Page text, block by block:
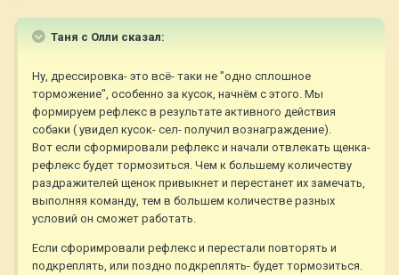
Таня с Олли сказал:
Ну, дрессировка- это всё- таки не "одно сплошное
торможение", особенно за кусок, начнём с этого. Мы
формируем рефлекс в результате активного действия
собаки ( увидел кусок- сел- получил вознаграждение).
Вот если сформировали рефлекс и начали отвлекать щенка-
рефлекс будет тормозиться. Чем к большему количеству
раздражителей щенок привыкнет и перестанет их замечать,
выполняя команду, тем в большем количестве разных
условий он сможет работать.
Если сфоримровали рефлекс и перестали повторять и
подкреплять, или поздно подкреплять- будет тормозиться.